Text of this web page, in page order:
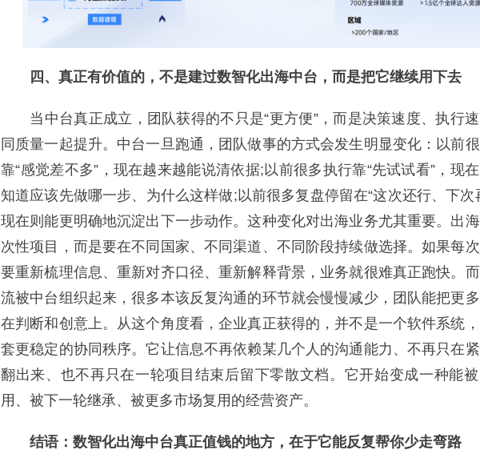
四、真正有价值的，不是建过数智化出海中台，而是把它继续用下去
当中台真正成立，团队获得的不只是“更方便”，而是决策速度、执行
同质量一起提升。中台一旦跑通，团队做事的方式会发生明显变化：以前
靠“感觉差不多”，现在越来越能说清依据;以前很多执行靠“先试试看”，现
知道应该先做哪一步、为什么这样做;以前很多复盘停留在“这次还行、下次
现在则能更明确地沉淀出下一步动作。这种变化对出海业务尤其重要。出
次性项目，而是要在不同国家、不同渠道、不同阶段持续做选择。如果每
要重新梳理信息、重新对齐口径、重新解释背景，业务就很难真正跑快。
流被中台组织起来，很多本该反复沟通的环节就会慢慢减少，团队能把更
在判断和创意上。从这个角度看，企业真正获得的，并不是一个软件系统
套更稳定的协同秩序。它让信息不再依赖某几个人的沟通能力、不再只在
翻出来、也不再只在一轮项目结束后留下零散文档。它开始变成一种能
用、被下一轮继承、被更多市场复用的经营资产。
结语：数智化出海中台真正值钱的地方，在于它能反复帮你少走弯路